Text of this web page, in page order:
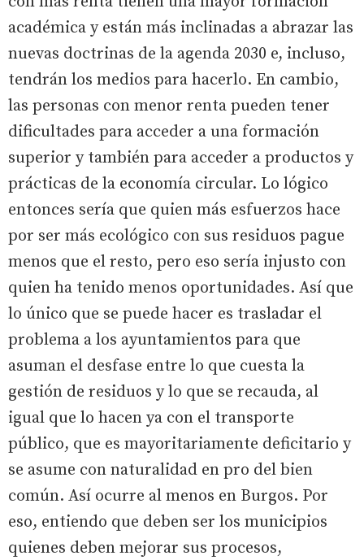
académica y están más inclinadas a abrazar las
nuevas doctrinas de la agenda 2030 e, incluso,
tendrán los medios para hacerlo. En cambio,
las personas con menor renta pueden tener
dificultades para acceder a una formación
superior y también para acceder a productos y
prácticas de la economía circular. Lo lógico
entonces sería que quien más esfuerzos hace
por ser más ecológico con sus residuos pague
menos que el resto, pero eso sería injusto con
quien ha tenido menos oportunidades. Así que
lo único que se puede hacer es trasladar el
problema a los ayuntamientos para que
asuman el desfase entre lo que cuesta la
gestión de residuos y lo que se recauda, al
igual que lo hacen ya con el transporte
público, que es mayoritariamente deficitario y
se asume con naturalidad en pro del bien
común. Así ocurre al menos en Burgos. Por
eso, entiendo que deben ser los municipios
quienes deben mejorar sus procesos,